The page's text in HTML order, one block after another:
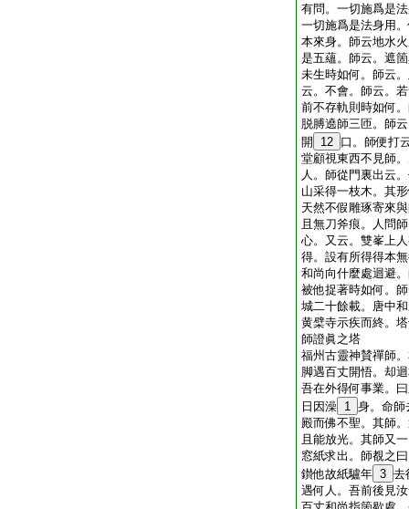
有問。一切施爲是
一切施爲是法身用
本來身。師云地水
是五蘊。師云。遮
未生時如何。師云
云。不會。師云。
前不存軌則時如何
脱膊遶師三匝。師
開
12 口。師便打
堂顧視東西不見師
人。師從門裏出云
山采得一枝木。其
天然不假雕琢寄來
且無刀斧痕。人問
心。又云。雙峯上
得。設有所得得本
和尚向什麼處迴避
被他捉著時如何。
城二十餘載。唐中
黄檗寺示疾而終。
師證眞之塔
福州古靈神賛禪師
脚遇百丈開悟。却
吾在外得何事業。
日因澡 1 身。命師
殿而佛不聖。其師
且能放光。其師又
窓紙求出。師覩之
鑚他故紙驢年 3 去
遇何人。吾前後見